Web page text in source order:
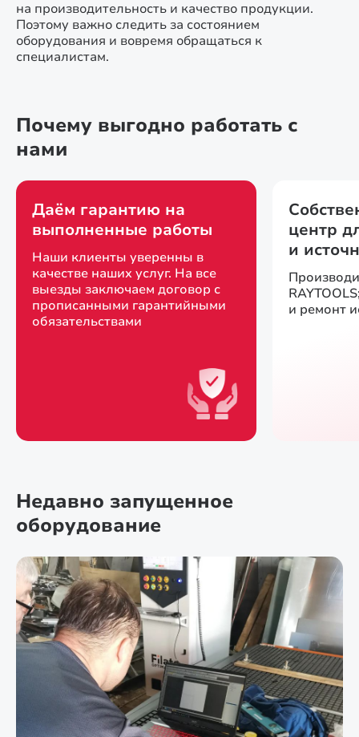
на производительность и качество продукции.
Поэтому важно следить за состоянием
оборудования и вовремя обращаться к
специалистам.
Почему выгодно работать с
нами
Даём гарантию на
выполненные работы
Наши клиенты уверенны в
качестве наших услуг. На все
выезды заключаем договор с
прописанными гарантийными
обязательствами
центр
и
и ремонт
Недавно запущенное
оборудование